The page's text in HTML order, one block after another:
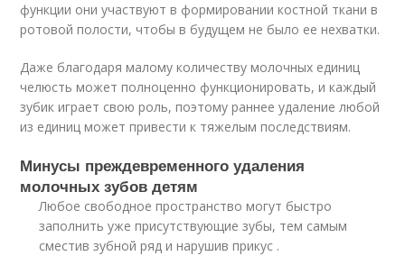
функции они участвуют в формировании костной ткани в
ротовой полости, чтобы в будущем не было ее нехватки.
Даже благодаря малому количеству молочных единиц
челюсть может полноценно функционировать, и каждый
зубик играет свою роль, поэтому раннее удаление любой
из единиц может привести к тяжелым последствиям.
Минусы преждевременного удаления
молочных зубов детям
Любое свободное пространство могут быстро
заполнить уже присутствующие зубы, тем самым
сместив зубной ряд и нарушив прикус .